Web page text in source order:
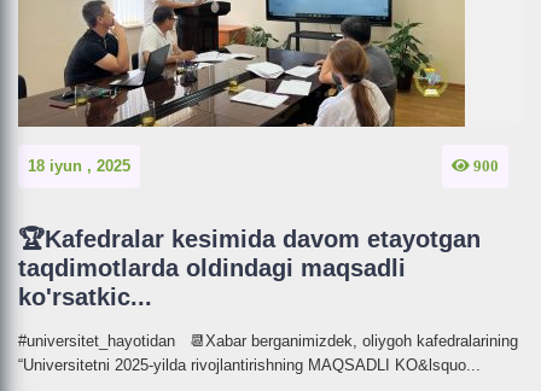
18 iyun , 2025 900
🏆Kafedralar kesimida davom etayotgan
taqdimotlarda oldindagi maqsadli
ko'rsatkic...
#universitet_hayotidan 📆Xabar berganimizdek, oliygoh kafedralarining
“Universitetni 2025-yilda rivojlantirishning MAQSADLI KO&lsquo...